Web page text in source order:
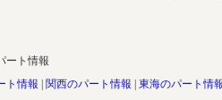
ート情報
ト情報
関西のパート情報 東海のパート情